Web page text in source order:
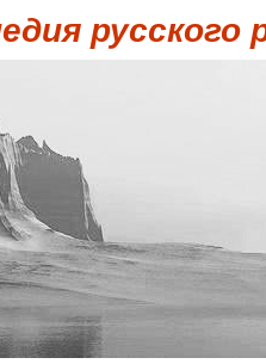
русского